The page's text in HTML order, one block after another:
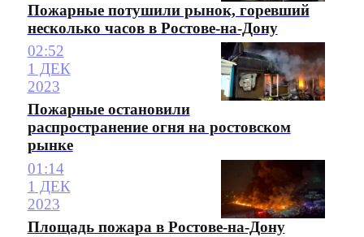
Пожарные потушили рынок, горевший
несколько часов в Ростове-на-Дону
02:52
1 ДЕК
2023
Пожарные остановили
распространение огня на ростовском
рынке
01:14
1 ДЕК
2023
Площадь пожара в Ростове-на-Дону